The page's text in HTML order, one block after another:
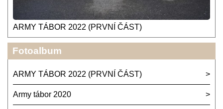
ARMY TÁBOR 2022 (PRVNÍ ČÁST)
Fotoalbum
ARMY TÁBOR 2022 (PRVNÍ ČÁST)
Army tábor 2020